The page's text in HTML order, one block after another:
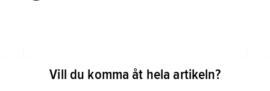
Vill du komma åt hela artikeln?